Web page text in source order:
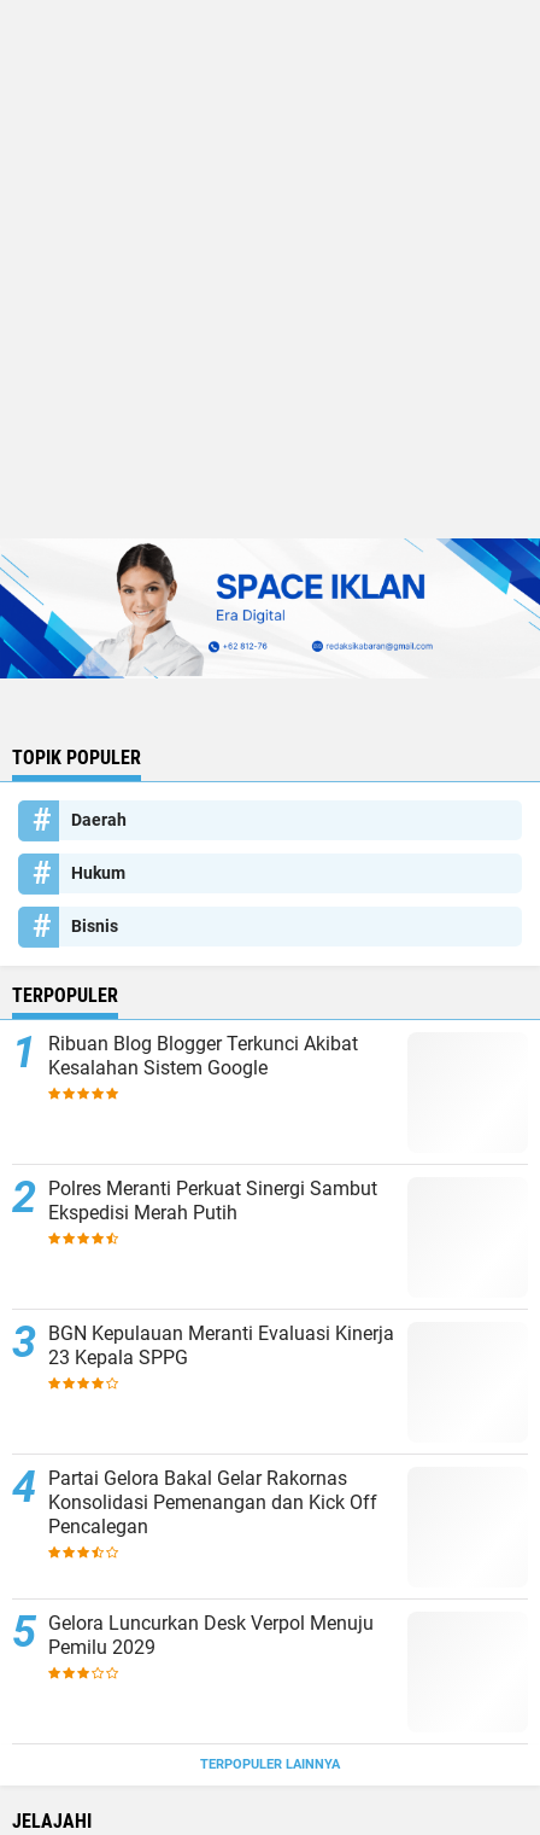
TOPIK POPULER
Daerah
Hukum
Bisnis
TERPOPULER
Ribuan Blog Blogger Terkunci Akibat
Kesalahan Sistem Google
Polres Meranti Perkuat Sinergi Sambut
Ekspedisi Merah Putih
BGN Kepulauan Meranti Evaluasi Kinerja
23 Kepala SPPG
Partai Gelora Bakal Gelar Rakornas
Konsolidasi Pemenangan dan Kick Off
Pencalegan
Gelora Luncurkan Desk Verpol Menuju
Pemilu 2029
TERPOPULER LAINNYA
JELAJAHI